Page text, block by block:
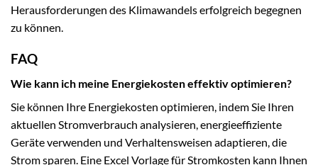
Herausforderungen des Klimawandels erfolgreich begegnen
zu können.
FAQ
Wie kann ich meine Energiekosten effektiv optimieren?
Sie können Ihre Energiekosten optimieren, indem Sie Ihren
aktuellen Stromverbrauch analysieren, energieeffiziente
Geräte verwenden und Verhaltensweisen adaptieren, die
Strom sparen. Eine Excel Vorlage für Stromkosten kann Ihnen